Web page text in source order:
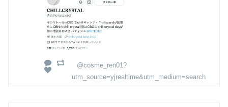
@cosme_ren01?
utm_source=yjrealtime&utm_medium=search